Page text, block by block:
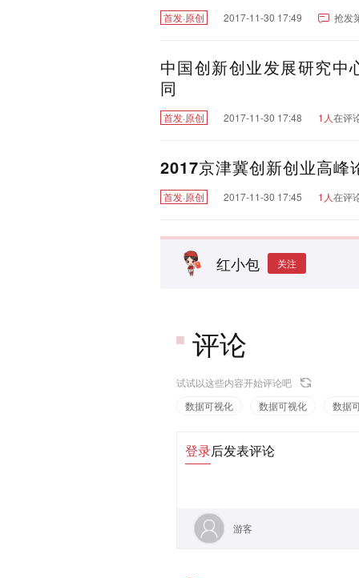
首发·原创 2017-11-30 17:49 抢发
中国创新创业发展研究中
同
首发·原创 2017-11-30 17:48 1人在评
2017京津冀创新创业高
首发·原创 2017-11-30 17:45 1人在评
红小包 关注
评论
试试以这些内容开始评论吧
数据可视化
数据可视化 数据
登录后发表评论
游客